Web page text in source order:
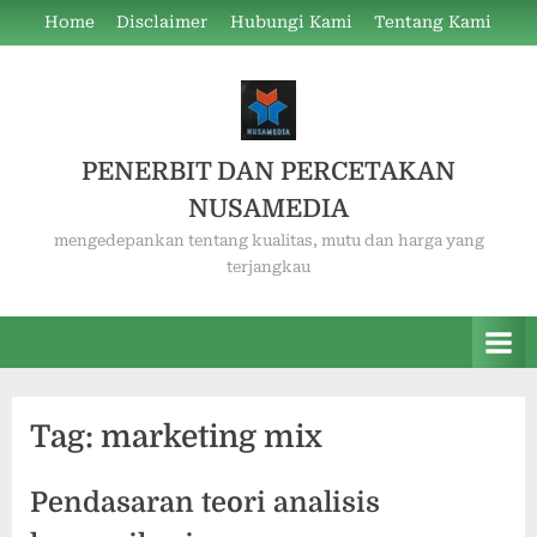
to
Home Disclaimer Hubungi Kami Tentang Kami
PENERBIT DAN PERCETAKAN
NUSAMEDIA
mengedepankan tentang kualitas, mutu dan harga yang
terjangkau
Tag: marketing mix
Pendasaran teori analisis